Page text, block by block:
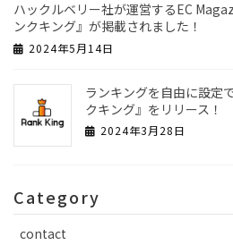
ハックルベリー社が運営するEC
ンクキング』が掲載されました！
2024年5月14日
ランキングを自由に設定
クキング』をリリース！
2024年3月28日
Category
contact